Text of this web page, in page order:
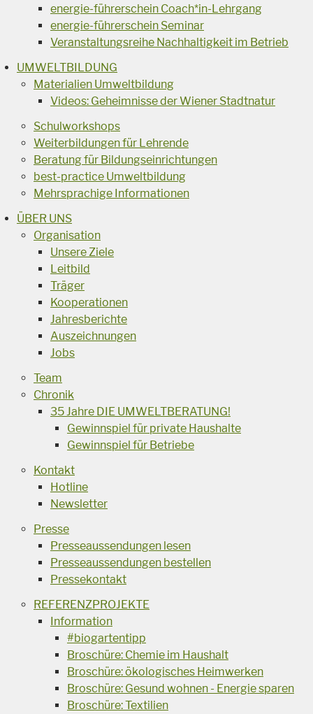
energie-führerschein Coach*in-Lehrgang
energie-führerschein Seminar
Veranstaltungsreihe Nachhaltigkeit im Betrieb
UMWELTBILDUNG
Materialien Umweltbildung
Videos: Geheimnisse der Wiener Stadtnatur
Schulworkshops
Weiterbildungen für Lehrende
Beratung für Bildungseinrichtungen
best-practice Umweltbildung
Mehrsprachige Informationen
ÜBER UNS
Organisation
Unsere Ziele
Leitbild
Träger
Kooperationen
Jahresberichte
Auszeichnungen
Jobs
Team
Chronik
35 Jahre DIE UMWELTBERATUNG!
Gewinnspiel für private Haushalte
Gewinnspiel für Betriebe
Kontakt
Hotline
Newsletter
Presse
Presseaussendungen lesen
Presseaussendungen bestellen
Pressekontakt
REFERENZPROJEKTE
Information
#biogartentipp
Broschüre: Chemie im Haushalt
Broschüre: ökologisches Heimwerken
Broschüre: Gesund wohnen - Energie sparen
Broschüre: Textilien